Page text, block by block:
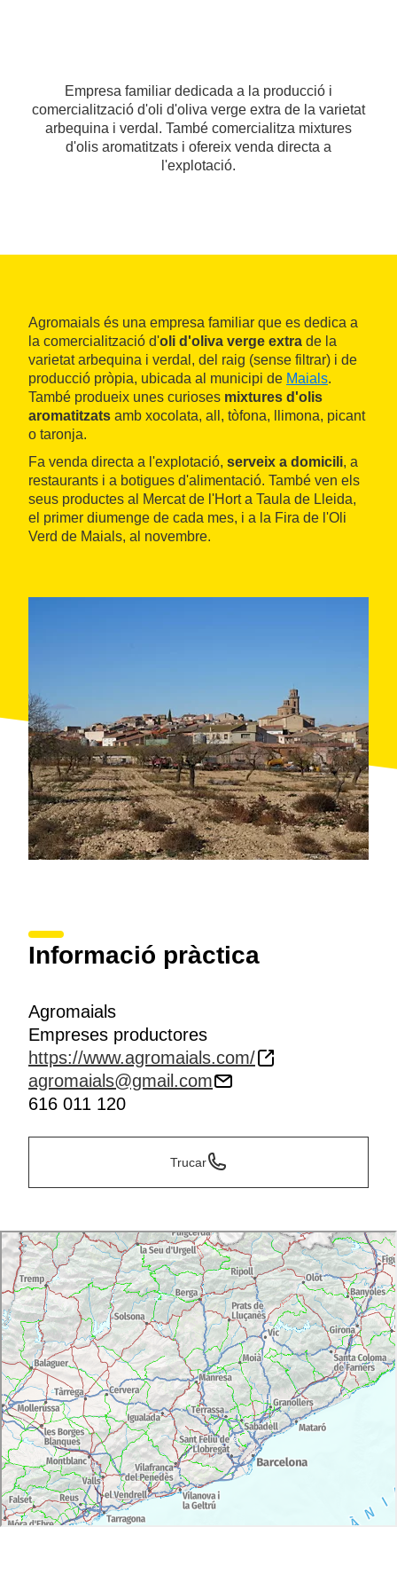
Empresa familiar dedicada a la producció i
comercialització d'oli d'oliva verge extra de la varietat
arbequina i verdal. També comercialitza mixtures
d'olis aromatitzats i ofereix venda directa a
l'explotació.
Agromaials és una empresa familiar que es dedica a
la comercialització d'oli d'oliva verge extra de la
varietat arbequina i verdal, del raig (sense filtrar) i de
producció pròpia, ubicada al municipi de Maials.
També produeix unes curioses mixtures d'olis
aromatitzats amb xocolata, all, tòfona, llimona, picant
o taronja.
Fa venda directa a l'explotació, serveix a domicili, a
restaurants i a botigues d'alimentació. També ven els
seus productes al Mercat de l'Hort a Taula de Lleida,
el primer diumenge de cada mes, i a la Fira de l'Oli
Verd de Maials, al novembre.
Informació pràctica
Agromaials
Empreses productores
https://www.agromaials.com/
agromaials@gmail.com
616 011 120
Trucar